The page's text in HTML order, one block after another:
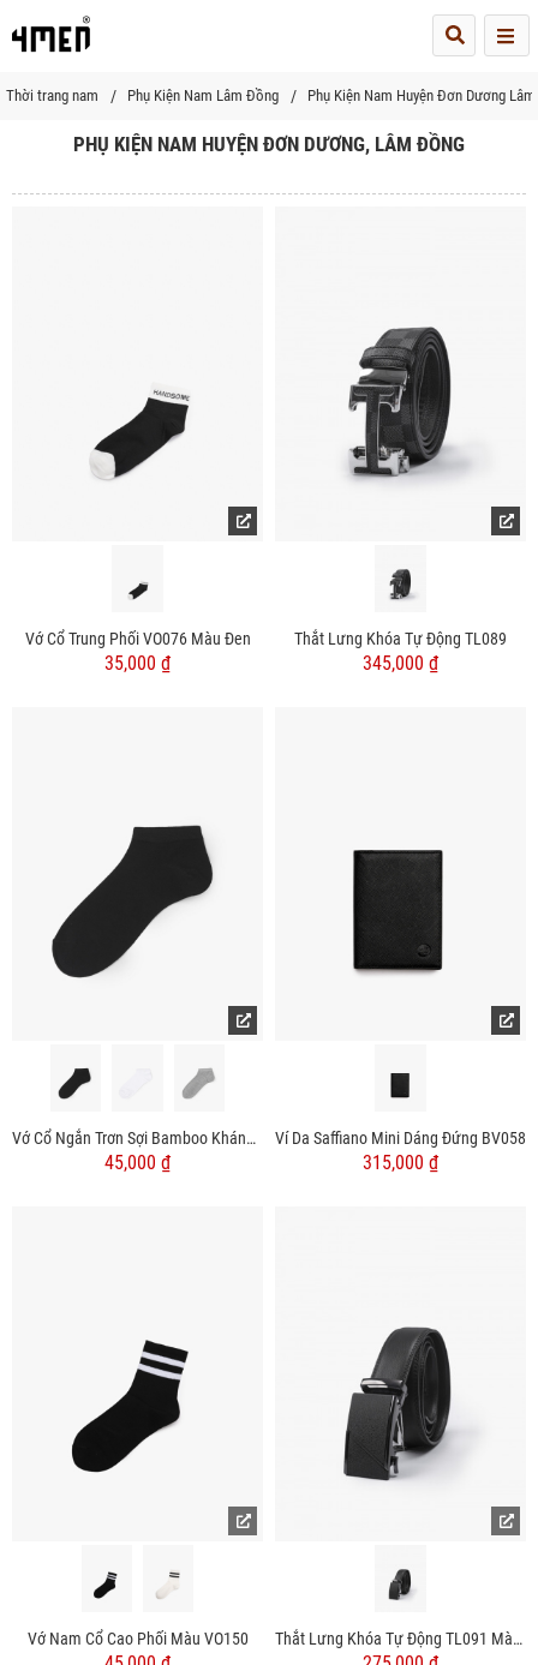
Thời trang nam Phụ Kiện Nam Lâm Đồng Phụ Kiện Nam Huyện Đơn Dương
PHỤ KIỆN NAM HUYỆN ĐƠN DƯƠNG, LÂM ĐỒNG
Vớ Cổ Trung Phối VO076 Màu Đen
35,000 ₫
Thắt Lưng Khóa Tự Động TL089
345,000 ₫
Vớ Cổ Ngắn Trơn Sợi Bamboo Kháng Khuẩn Khử Mùi VO126
45,000 ₫
Ví Da Saffiano Mini Dáng Đứng BV058
315,000 ₫
Vớ Nam Cổ Cao Phối Màu VO150 Thắt Lưng Khóa Tự Động TL091 Màu Đen